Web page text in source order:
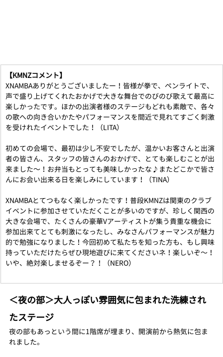
【KMNZコメント】
XNAMBAありがとうございましたー！皆様が拳で、ペンライトで、
声で盛り上げてくれたおかげで大きな舞台でのびのび歌えて最高に
楽しかったです。ほかの出演者様のステージもどれも素敵で、各々
の歌への向き合いかたやパフォーマンスを間近で見れてすごく刺激
を受けれたイベントでした！（LITA）
初めての会場で、最初は少し不安でしたが、温かいお客さんと出演
者の皆さん、スタッフの皆さんのおかげで、とても楽しむことが出
来ました〜！お弁当もとっても美味しかったな♪またどこかで皆さ
んにお会い出来る日を楽しみにしています！（TINA）
XNAMBAとてつもなく楽しかったです！普段KMNZは関東のクラブ
イベントに参加させていただくことが多いのですが、珍しく関西の
大きな会場で、たくさんの豪華Vアーティストが集う貴重な機会に
参加出来てとても刺激になったし、みなさんパフォーマンスが魅力
的で勉強になりました！今回初めて私たちを知った方も、もし興味
持っていただけたらぜひ現地遊びに来てくださいネ！楽しいぞ〜！
いや、絶対楽しませるぞー？！（NERO）
＜夜の部＞大人っぽい雰囲気に包まれた洗練され
たステージ
夜の部もあっという間に1階席が埋まり、開演前から熱気に包ま
れました。